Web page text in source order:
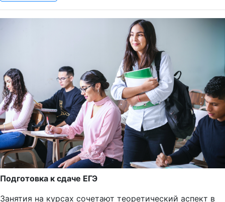
Подготовка к сдаче ЕГЭ
Занятия на курсах сочетают теоретический аспект в